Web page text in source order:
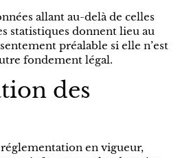
allant au-delà de celles
statistiques donnent lieu au
préalable si elle n’est
fondement légal.
des
en vigueur,